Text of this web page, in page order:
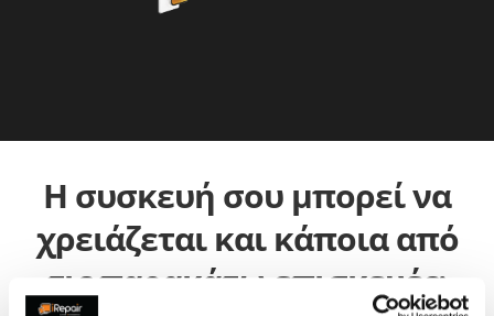
Η συσκευή σου μπορεί να
χρειάζεται και κάποια από
τις παρακάτω επισκευές: